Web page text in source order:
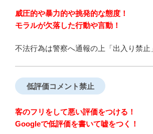
威圧的や暴力的や挑発的な態度！
モラルが欠落した行動や言動！
不法行為は警察へ通報の上「出入り禁止
低評価コメント禁止
客のフリをして悪い評価をつける！
Googleで低評価を書いて嘘をつく！